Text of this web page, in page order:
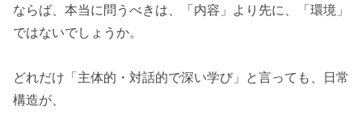
ならば、本当に問うべきは、「内容」より先に、「環境」
ではないでしょうか。
どれだけ「主体的・対話的で深い学び」と言っても、日常
構造が、